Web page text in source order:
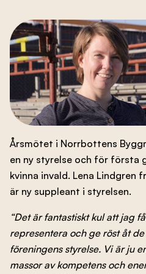
Nyheter
Evenemang
Branschens
Kontakta oss
Besök nbf.se
Årsmötet i Norrbottens
en ny styrelse och för första
kvinna invald. Lena Lindgren
är ny suppleant i styrelsen.
“Det är fantastiskt kul att jag
representera och ge röst åt
föreningens styrelse. Vi är ju
massor av kompetens och